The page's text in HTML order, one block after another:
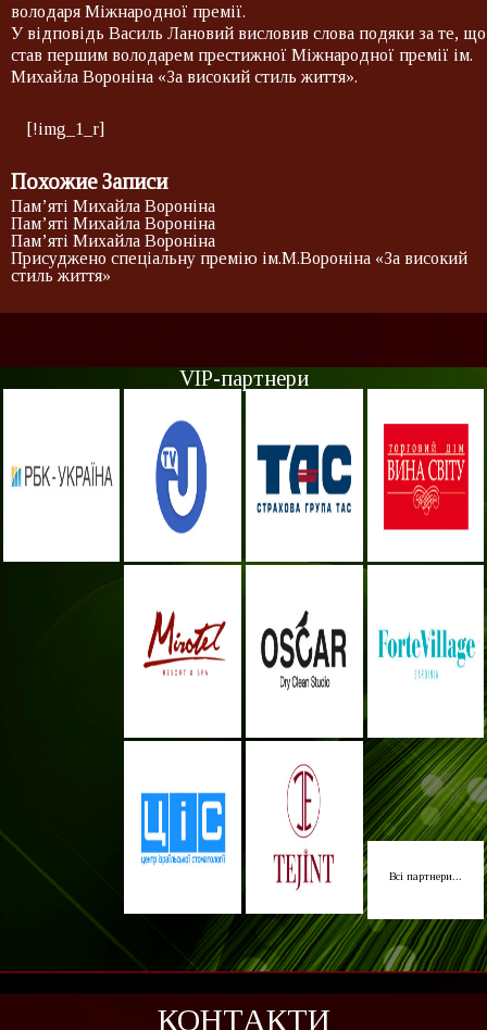
володаря Міжнародної премії.
У відповідь Василь Лановий висловив слова подяки за те, що
став першим володарем престижної Міжнародної премії ім.
Михайла Вороніна «За високий стиль життя».
[!img_1_r]
Похожие Записи
Пам’яті Михайла Вороніна
Пам’яті Михайла Вороніна
Пам’яті Михайла Вороніна
Присуджено спеціальну премію ім.М.Вороніна «За високий
стиль життя»
VIP-партнери
Всі партнери...
КОНТАКТИ